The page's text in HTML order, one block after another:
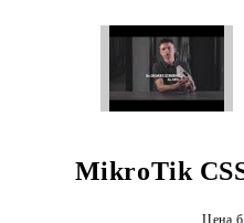
MikroTik
Цена